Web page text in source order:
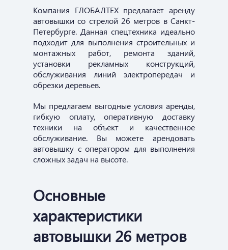
Компания ГЛОБАЛТЕХ предлагает аренду
автовышки со стрелой 26 метров в Санкт-
Петербурге. Данная спецтехника идеально
подходит для выполнения строительных и
монтажных работ, ремонта зданий,
установки рекламных конструкций,
обслуживания линий электропередач и
обрезки деревьев.
Мы предлагаем выгодные условия аренды,
гибкую оплату, оперативную доставку
техники на объект и качественное
обслуживание. Вы можете арендовать
автовышку с оператором для выполнения
сложных задач на высоте.
Основные
характеристики
автовышки 26 метров